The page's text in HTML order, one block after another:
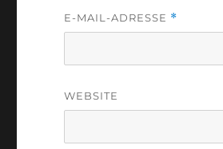
E-MAIL-ADRESSE *
WEBSITE